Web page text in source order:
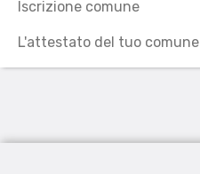
Iscrizione comune
L'attestato del tuo comune